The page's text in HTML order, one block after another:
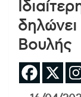
Βουλής